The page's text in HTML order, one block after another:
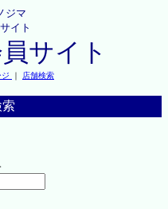
ジマ
イト
サイト
｜ 店舗検索